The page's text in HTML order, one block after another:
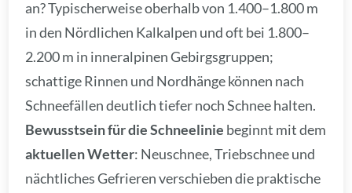
an? Typischerweise oberhalb von 1.400–1.800 m
in den Nördlichen Kalkalpen und oft bei 1.800–
2.200 m in inneralpinen Gebirgsgruppen;
schattige Rinnen und Nordhänge können nach
Schneefällen deutlich tiefer noch Schnee halten.
Bewusstsein für die Schneelinie beginnt mit dem
aktuellen Wetter: Neuschnee, Triebschnee und
nächtliches Gefrieren verschieben die praktische